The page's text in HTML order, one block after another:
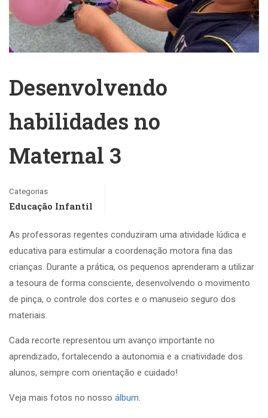
Desenvolvendo
habilidades no
Maternal 3
Categorias
Educação Infantil
As professoras regentes conduziram uma atividade lúdica e
educativa para estimular a coordenação motora fina das
crianças. Durante a prática, os pequenos aprenderam a utilizar
a tesoura de forma consciente, desenvolvendo o movimento
de pinça, o controle dos cortes e o manuseio seguro dos
materiais.
Cada recorte representou um avanço importante no
aprendizado, fortalecendo a autonomia e a criatividade dos
alunos, sempre com orientação e cuidado!
Veja mais fotos no nosso álbum.